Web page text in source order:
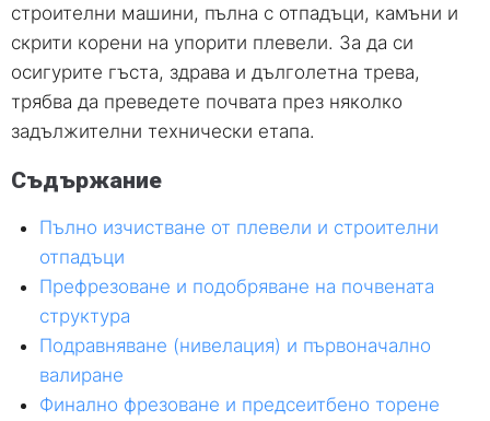
строителни машини, пълна с отпадъци, камъни и
скрити корени на упорити плевели. За да си
осигурите гъста, здрава и дълголетна трева,
трябва да преведете почвата през няколко
задължителни технически етапа.
Съдържание
Пълно изчистване от плевели и строителни
отпадъци
Префрезоване и подобряване на почвената
структура
Подравняване (нивелация) и първоначално
валиране
Финално фрезоване и предсеитбено торене